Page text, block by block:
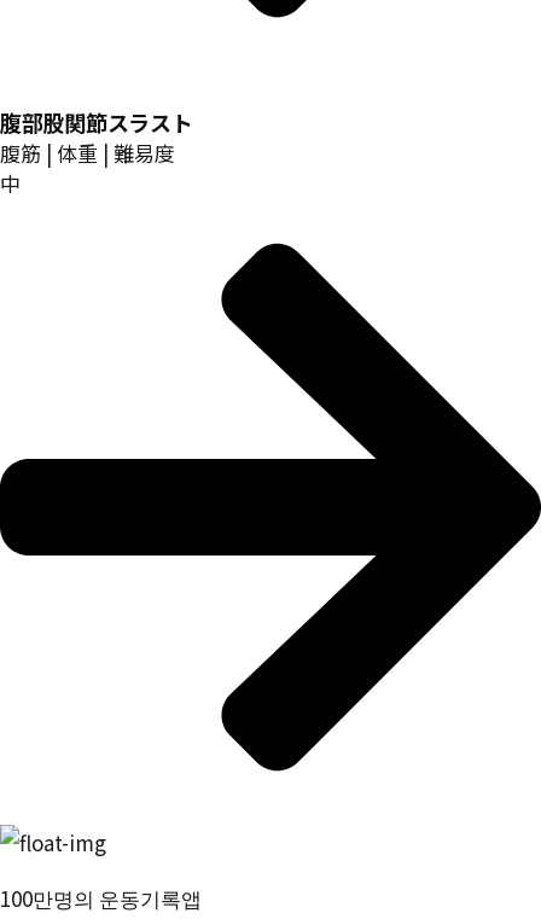
腹部股関節スラスト
腹筋 | 体重 | 難易度
中
100만명의 운동기록앱